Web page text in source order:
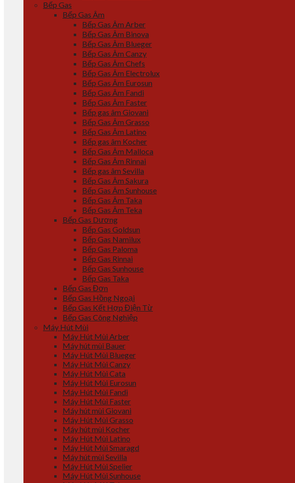
Bếp Gas
Bếp Gas Âm
Bếp Gas Âm Arber
Bếp Gas Âm Binova
Bếp Gas Âm Blueger
Bếp Gas Âm Canzy
Bếp Gas Âm Chefs
Bếp Gas Âm Electrolux
Bếp Gas Âm Eurosun
Bếp Gas Âm Fandi
Bếp Gas Âm Faster
Bếp gas âm Giovani
Bếp Gas Âm Grasso
Bếp Gas Âm Latino
Bếp gas âm Kocher
Bếp Gas Âm Malloca
Bếp Gas Âm Rinnai
Bếp gas âm Sevilla
Bếp Gas Âm Sakura
Bếp Gas Âm Sunhouse
Bếp Gas Âm Taka
Bếp Gas Âm Teka
Bếp Gas Dương
Bếp Gas Goldsun
Bếp Gas Namilux
Bếp Gas Paloma
Bếp Gas Rinnai
Bếp Gas Sunhouse
Bếp Gas Taka
Bếp Gas Đơn
Bếp Gas Hồng Ngoại
Bếp Gas Kết Hợp Điện Từ
Bếp Gas Công Nghiệp
Máy Hút Mùi
Máy Hút Mùi Arber
Máy hút mùi Bauer
Máy Hút Mùi Blueger
Máy Hút Mùi Canzy
Máy Hút Mùi Cata
Máy Hút Mùi Eurosun
Máy Hút Mùi Fandi
Máy Hút Mùi Faster
Máy hút mùi Giovani
Máy Hút Mùi Grasso
Máy hút mùi Kocher
Máy Hút Mùi Latino
Máy Hút Mùi Smaragd
Máy hút mùi Sevilla
Máy Hút Mùi Spelier
Máy Hút Mùi Sunhouse